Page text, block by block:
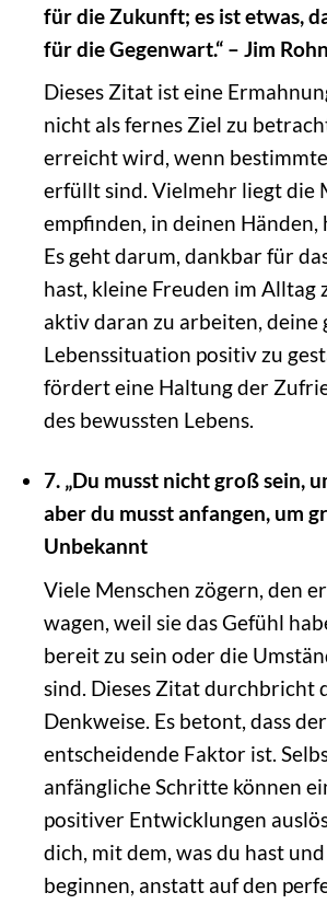
für die Zukunft; es ist etwas,
für die Gegenwart.“ – Jim Rohn
Dieses Zitat ist eine
nicht als fernes Ziel zu
erreicht wird, wenn
erfüllt sind. Vielmehr liegt die
empfinden, in deinen Händen,
Es geht darum, dankbar für
hast, kleine Freuden im Alltag
aktiv daran zu arbeiten, deine
Lebenssituation positiv zu
fördert eine Haltung der
des bewussten Lebens.
7. „Du musst nicht groß sein,
aber du musst anfangen, um
Unbekannt
Viele Menschen zögern, den
wagen, weil sie das Gefühl
bereit zu sein oder die
sind. Dieses Zitat durchbricht
Denkweise. Es betont, dass
entscheidende Faktor ist.
anfängliche Schritte können
positiver Entwicklungen
dich, mit dem, was du hast
beginnen, anstatt auf den